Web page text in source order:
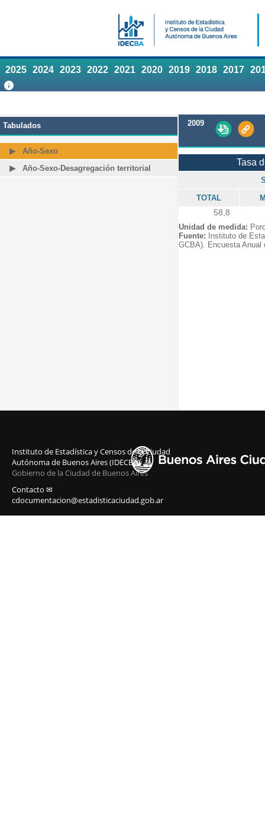
2025 2024 2023 2022 2021 2020 2019 2018 2017
Tabulados
Año-Sexo
Año-Sexo-Desagregación territorial
2009
Tasa
TOTAL
58,8
Unidad de medida:
Fuente: Instituto de
GCBA). Encuesta Anual
Instituto de Estadística y Censos de la Ciudad
Autónoma de Buenos Aires (IDECBA)
Gobierno de la Ciudad de Buenos Aires
Contacto ✉
cdocumentacion@estadisticaciudad.gob.ar